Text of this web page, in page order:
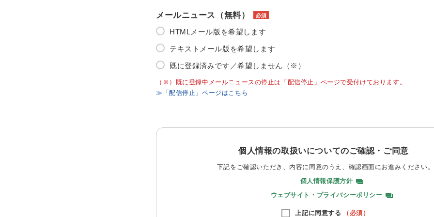
メールニュース（無料） 必須
HTMLメール版を希望します
テキストメール版を希望します
既に登録済みです／希望しません（※）
（※）既に登録中メールニュースの停止は「配信停止」ページで受付けております。
≫「配信停止」ページはこちら
個人情報の取扱いについてのご確認・ご同意
下記をご確認いただき、内容に同意のうえ、 確認画面にお進みください。
個人情報保護方針
ウェブサイト・プライバシーポリシー
上記に同意する （必須）